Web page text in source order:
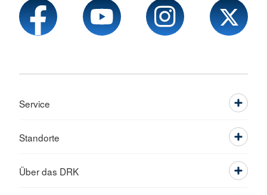
Service
Standorte
Über das DRK